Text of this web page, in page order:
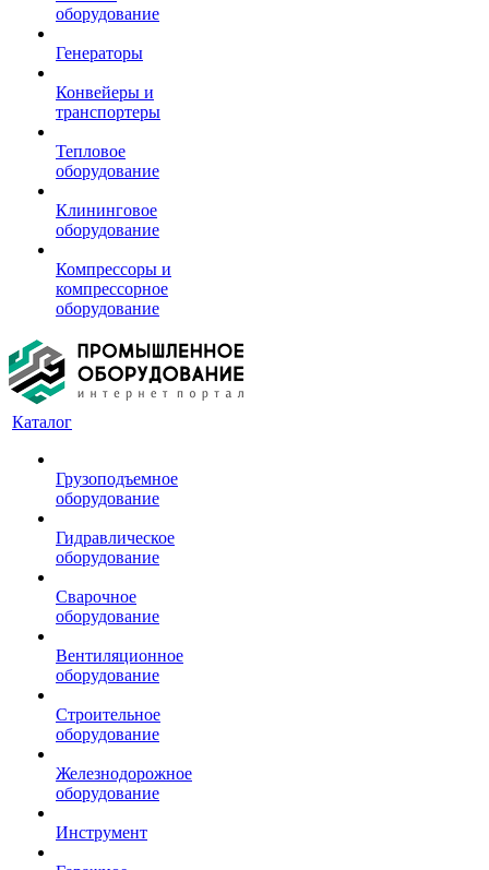
оборудование
Генераторы
Конвейеры и
транспортеры
Тепловое
оборудование
Клининговое
оборудование
Компрессоры и
компрессорное
оборудование
Каталог
Грузоподъемное
оборудование
Гидравлическое
оборудование
Сварочное
оборудование
Вентиляционное
оборудование
Строительное
оборудование
Железнодорожное
оборудование
Инструмент